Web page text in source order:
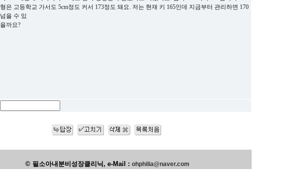
형은 고등학교 가서도 5cm정도 커서 173정도 돼요. 저는 현재 키 165인데 지금부터 관리하면 170
넘을 수 있
을까요?
© 필소아내분비성장클리닉, e-Mail : ohphilia@naver.com